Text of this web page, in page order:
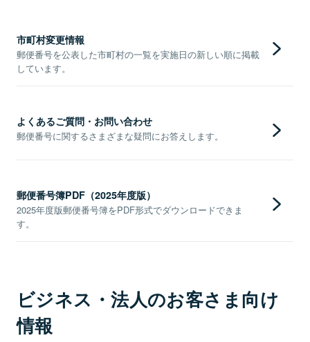
市町村変更情報
郵便番号を公表した市町村の一覧を実施日の新しい順に掲載
しています。
よくあるご質問・お問い合わせ
郵便番号に関するさまざまな疑問にお答えします。
郵便番号簿PDF（2025年度版）
2025年度版郵便番号簿をPDF形式でダウンロードできま
す。
ビジネス・法人のお客さま向け
情報